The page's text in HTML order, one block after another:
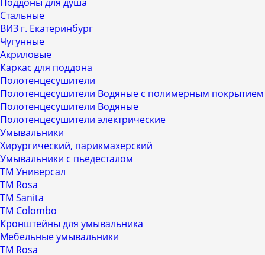
Стальные
ВИЗ г. Екатеринбург
Чугунные
Акриловые
Каркас для поддона
Полотенцесушители
Полотенцесушители Водяные с полимерным покрытием
Полотенцесушители Водяные
Полотенцесушители электрические
Умывальники
Хирургический, парикмахерский
Умывальники с пьедесталом
ТМ Универсал
ТМ Rosa
ТМ Sanita
ТМ Colombo
Кронштейны для умывальника
Мебельные умывальники
ТМ Rosa